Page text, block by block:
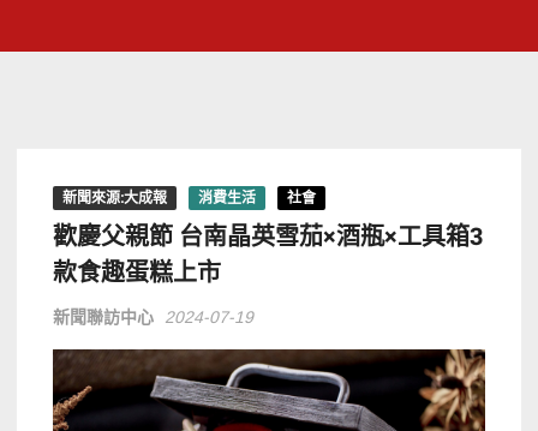
新聞來源:大成報 消費生活 社會
歡慶父親節 台南晶英雪茄×酒瓶×工具箱3
款食趣蛋糕上市
新聞聯訪中心 2024-07-19